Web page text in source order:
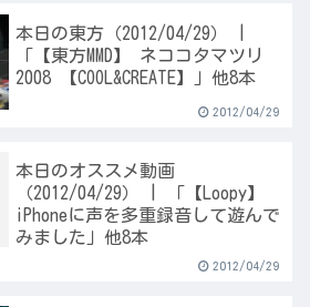
本日の東方（2012/04/29） |
「【東方MMD】 ネココタマツリ
2008 【COOL&CREATE】」他8本
2012/04/29
本日のオススメ動画
（2012/04/29） | 「【Loopy】
iPhoneに声を多重録音して遊んで
みました」他8本
2012/04/29